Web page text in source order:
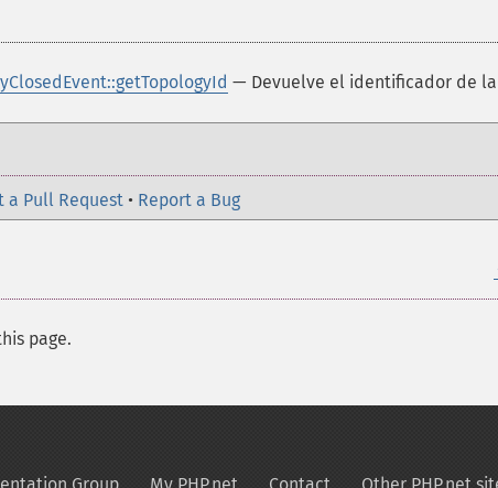
— Devuelve el identificador de
a Pull Request • Report a Bug
page.